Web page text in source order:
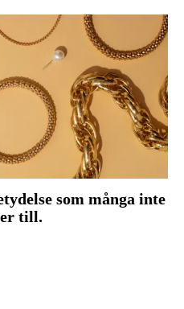
som många inte
till.